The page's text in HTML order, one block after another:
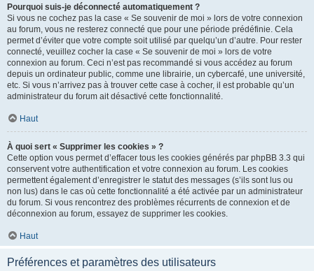
Pourquoi suis-je déconnecté automatiquement ?
Si vous ne cochez pas la case « Se souvenir de moi » lors de votre connexion
au forum, vous ne resterez connecté que pour une période prédéfinie. Cela
permet d’éviter que votre compte soit utilisé par quelqu’un d’autre. Pour rester
connecté, veuillez cocher la case « Se souvenir de moi » lors de votre
connexion au forum. Ceci n’est pas recommandé si vous accédez au forum
depuis un ordinateur public, comme une librairie, un cybercafé, une université,
etc. Si vous n’arrivez pas à trouver cette case à cocher, il est probable qu’un
administrateur du forum ait désactivé cette fonctionnalité.
Haut
À quoi sert « Supprimer les cookies » ?
Cette option vous permet d’effacer tous les cookies générés par phpBB 3.3 qui
conservent votre authentification et votre connexion au forum. Les cookies
permettent également d’enregistrer le statut des messages (s’ils sont lus ou
non lus) dans le cas où cette fonctionnalité a été activée par un administrateur
du forum. Si vous rencontrez des problèmes récurrents de connexion et de
déconnexion au forum, essayez de supprimer les cookies.
Haut
Préférences et paramètres des utilisateurs